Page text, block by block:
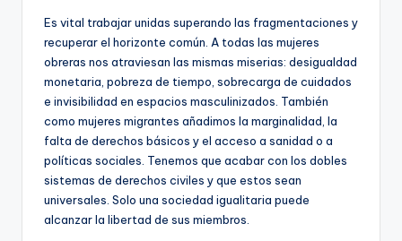
Es vital trabajar unidas superando las fragmentaciones y
recuperar el horizonte común. A todas las mujeres
obreras nos atraviesan las mismas miserias: desigualdad
monetaria, pobreza de tiempo, sobrecarga de cuidados
e invisibilidad en espacios masculinizados. También
como mujeres migrantes añadimos la marginalidad, la
falta de derechos básicos y el acceso a sanidad o a
políticas sociales. Tenemos que acabar con los dobles
sistemas de derechos civiles y que estos sean
universales. Solo una sociedad igualitaria puede
alcanzar la libertad de sus miembros.